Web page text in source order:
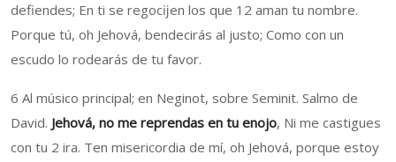
defiendes; En ti se regocĳen los que 12 aman tu nombre.
Porque tú, oh Jehová, bendecirás al justo; Como con un
escudo lo rodearás de tu favor.
6 Al músico principal; en Neginot, sobre Seminit. Salmo de
David. Jehová, no me reprendas en tu enojo, Ni me castigues
con tu 2 ira. Ten misericordia de mí, oh Jehová, porque estoy